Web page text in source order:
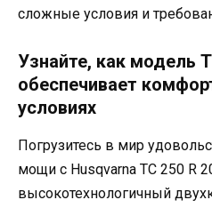
сложные условия и
Узнайте, как модель
обеспечивает
условиях
Погрузитесь в мир
мощи с Husqvarna TC 250 R
высокотехнологичный